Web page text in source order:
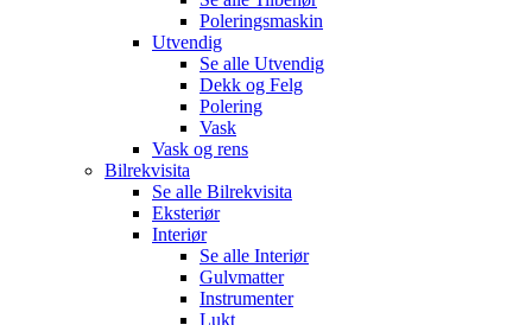
Poleringsmaskin
Utvendig
Se alle Utvendig
Dekk og Felg
Polering
Vask
Vask og rens
Bilrekvisita
Se alle Bilrekvisita
Eksteriør
Interiør
Se alle Interiør
Gulvmatter
Instrumenter
Lukt